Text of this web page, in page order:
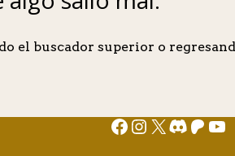
el buscador superior o
Facebook
Instagram
X Discord